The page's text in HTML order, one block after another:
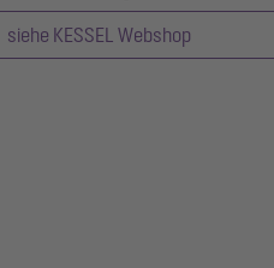
siehe KESSEL Webshop